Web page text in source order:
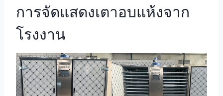
การจัดแสดงเตาอบแห้งจาก
โรงงาน